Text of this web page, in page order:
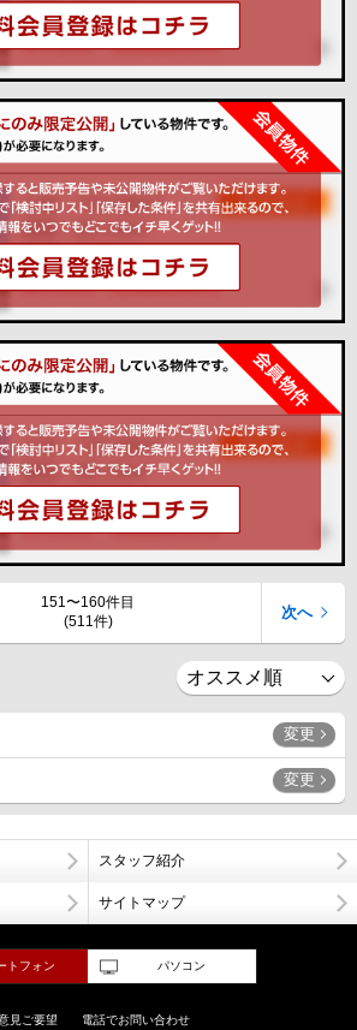
151〜160件目
(511件)
次へ
変更
変更
スタッフ紹介
サイトマップ
トフォン パソコン
見ご要望 電話でお問い合わせ